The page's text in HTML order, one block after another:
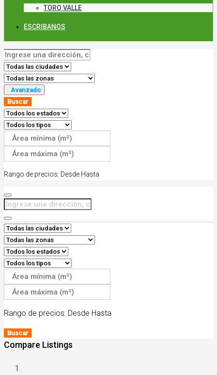
TORO VALLE
ESCRIBANOS
Avanzado
Buscar
Rango de precios: Desde Hasta
Rango de precios: Desde Hasta
Buscar
Compare Listings